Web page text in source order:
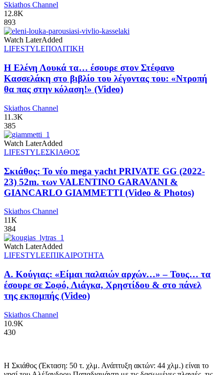
Skiathos Channel
12.8K
893
Watch LaterAdded
LIFESTYLEΠΟΛΙΤΙΚΗ
Η Ελένη Λουκά τα… έσουρε στον Στέφανο
Κασσελάκη στο βιβλίο του λέγοντας του: «Ντροπή
θα πας στην κόλαση!» (Video)
Skiathos Channel
11.3K
385
Watch LaterAdded
LIFESTYLEΣΚΙΑΘΟΣ
Σκιάθος: Το νέο mega yacht PRIVATE GG (2022-
23) 52m. των VALENTINO GARAVANI &
GIANCARLO GIAMMETTI (Video & Photos)
Skiathos Channel
11K
384
Watch LaterAdded
LIFESTYLEΕΠΙΚΑΙΡΟΤΗΤΑ
Α. Κούγιας: «Είμαι παλαιών αρχών…» – Τους… τα
έσουρε σε Σοφό, Λιάγκα, Χρηστίδου & στο πάνελ
της εκπομπής (Video)
Skiathos Channel
10.9K
430
Η Σκιάθος (Έκταση: 50 τ. χλμ. Ανάπτυξη ακτών: 44 χλμ.) είναι το